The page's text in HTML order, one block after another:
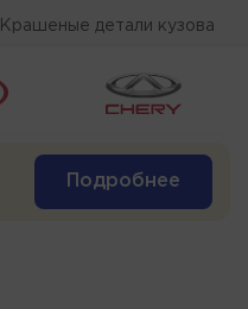
Крашеные детали кузова
Подробнее